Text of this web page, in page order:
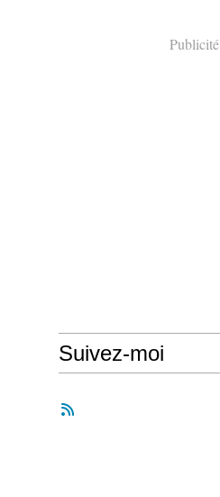
Publicité
Suivez-moi